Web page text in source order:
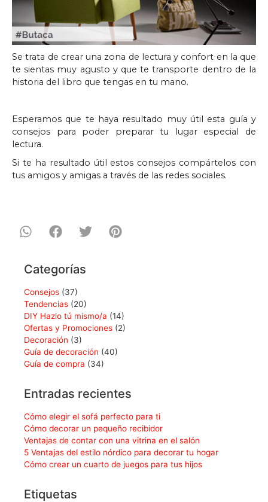
Se trata de crear una zona de lectura y confort en la que
te sientas muy agusto y que te transporte dentro de la
historia del libro que tengas en tu mano.
Esperamos que te haya resultado muy útil esta guía y
consejos para poder preparar tu lugar especial de
lectura.
Si te ha resultado útil estos consejos compártelos con
tus amigos y amigas a través de las redes sociales.
Categorías
Consejos (37)
Tendencias (20)
DIY Hazlo tú mismo/a (14)
Ofertas y Promociones (2)
Decoración (3)
Guía de decoración (40)
Guía de compra (34)
Entradas recientes
Cómo elegir el sofá perfecto para ti
Cómo decorar un pequeño recibidor
Ventajas de contar con una vitrina en el salón
5 Ventajas del estilo nórdico para decorar tu hogar
Cómo crear un cuarto de juegos para tus hijos
Etiquetas